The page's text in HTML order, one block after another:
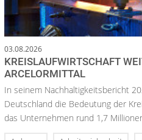
03.08.2026
KREISLAUFWIRTSCHAFT
ARCELORMITTAL
In seinem Nachhaltigkeitsbericht
Deutschland die Bedeutung der
das Unternehmen rund 1,7